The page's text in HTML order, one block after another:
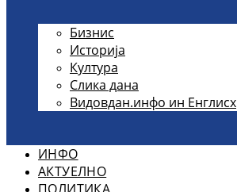
Бизнис
Историја
Култура
Слика дана
Видовдан.инфо ин Енглисх
ИНФО
АКТУЕЛНО